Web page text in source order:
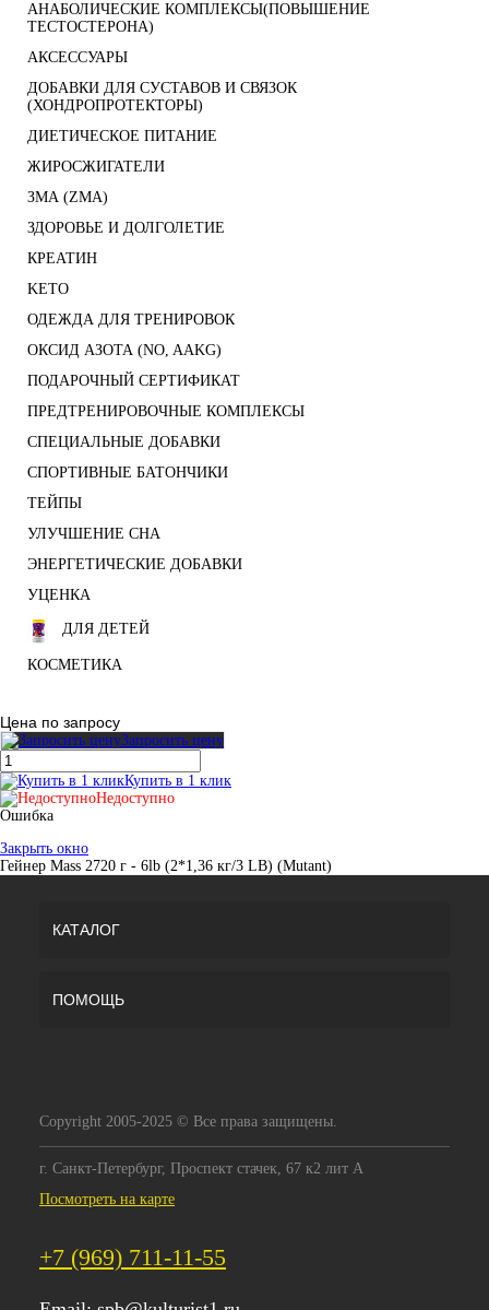
АНАБОЛИЧЕСКИЕ КОМПЛЕКСЫ(ПОВЫШЕНИЕ
ТЕСТОСТЕРОНА)
АКСЕССУАРЫ
ДОБАВКИ ДЛЯ СУСТАВОВ И СВЯЗОК
(ХОНДРОПРОТЕКТОРЫ)
ДИЕТИЧЕСКОЕ ПИТАНИЕ
ЖИРОСЖИГАТЕЛИ
ЗМА (ZMA)
ЗДОРОВЬЕ И ДОЛГОЛЕТИЕ
КРЕАТИН
KETO
ОДЕЖДА ДЛЯ ТРЕНИРОВОК
ОКСИД АЗОТА (NO, AAKG)
ПОДАРОЧНЫЙ СЕРТИФИКАТ
ПРЕДТРЕНИРОВОЧНЫЕ КОМПЛЕКСЫ
СПЕЦИАЛЬНЫЕ ДОБАВКИ
СПОРТИВНЫЕ БАТОНЧИКИ
ТЕЙПЫ
УЛУЧШЕНИЕ СНА
ЭНЕРГЕТИЧЕСКИЕ ДОБАВКИ
УЦЕНКА
ДЛЯ ДЕТЕЙ
КОСМЕТИКА
Цена по запросу
Запросить цену
Купить в 1 клик
Недоступно
Ошибка
Закрыть окно
Гейнер Mass 2720 г - 6lb (2*1,36 кг/3 LB) (Mutant)
КАТАЛОГ
ПОМОЩЬ
Copyright 2005-2025 © Все права защищены.
г. Санкт-Петербург, Проспект стачек, 67 к2 лит А
Посмотреть на карте
+7 (969) 711-11-55